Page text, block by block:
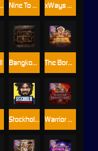
xBomb
Stockholm Syndrome
Bangkok Hilton
xWays Hoarder 2
Nine To Five
Warrior Graveyard xNudge
The Border